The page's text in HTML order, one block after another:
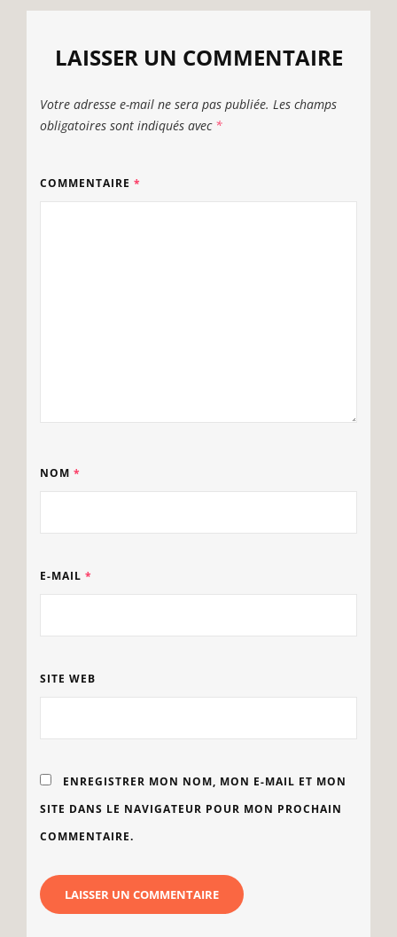
LAISSER UN COMMENTAIRE
Votre adresse e-mail ne sera pas publiée. Les champs
obligatoires sont indiqués avec *
COMMENTAIRE *
NOM *
E-MAIL *
SITE WEB
ENREGISTRER MON NOM, MON E-MAIL ET MON
SITE DANS LE NAVIGATEUR POUR MON PROCHAIN
COMMENTAIRE.